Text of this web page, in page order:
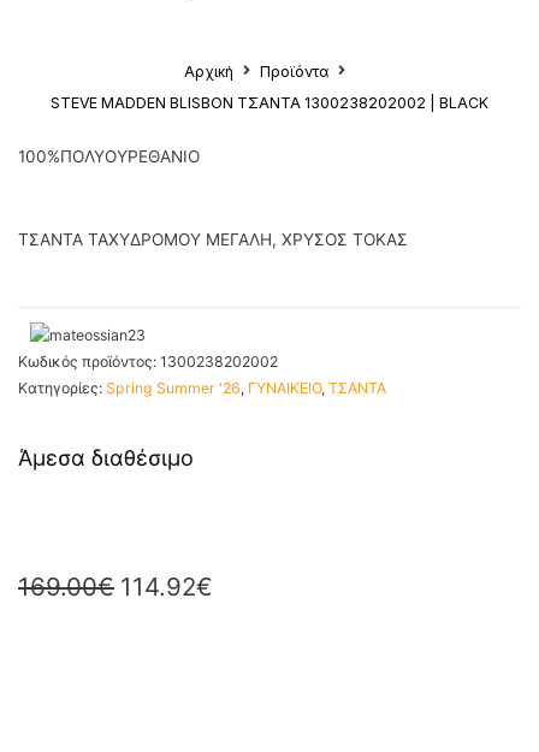
Αρχική
Προϊόντα
STEVE MADDEN BLISBON ΤΣΑΝΤΑ 1300238202002 | BLACK
100%ΠΟΛΥΟΥΡΕΘΑΝΙΟ
ΤΣΑΝΤΑ ΤΑΧΥΔΡΟΜΟΥ ΜΕΓΑΛΗ, ΧΡΥΣΟΣ ΤΟΚΑΣ
Κωδικός προϊόντος: 1300238202002
Κατηγορίες: Spring Summer '26, ΓΥΝΑΙΚΕΙΟ, ΤΣΑΝΤΑ
Άμεσα διαθέσιμο
169.00€ 114.92€